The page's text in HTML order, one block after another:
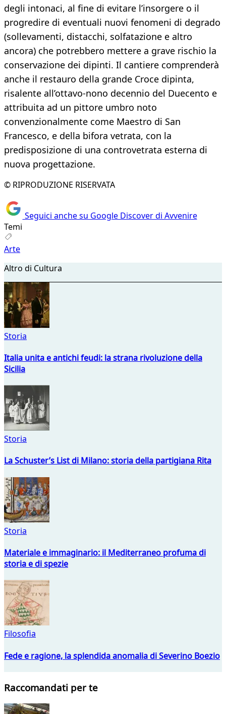
degli intonaci, al fine di evitare l’insorgere o il
progredire di eventuali nuovi fenomeni di degrado
(sollevamenti, distacchi, solfatazione e altro
ancora) che potrebbero mettere a grave rischio la
conservazione dei dipinti. Il cantiere comprenderà
anche il restauro della grande Croce dipinta,
risalente all’ottavo-nono decennio del Duecento e
attribuita ad un pittore umbro noto
convenzionalmente come Maestro di San
Francesco, e della bifora vetrata, con la
predisposizione di una controvetrata esterna di
nuova progettazione.
© RIPRODUZIONE RISERVATA
Seguici anche su Google Discover di Avvenire
Temi
Arte
Altro di Cultura
Storia
Italia unita e antichi feudi: la strana rivoluzione della
Sicilia
Storia
La Schuster’s List di Milano: storia della partigiana Rita
Storia
Materiale e immaginario: il Mediterraneo profuma di
storia e di spezie
Filosofia
Fede e ragione, la splendida anomalia di Severino Boezio
Raccomandati per te